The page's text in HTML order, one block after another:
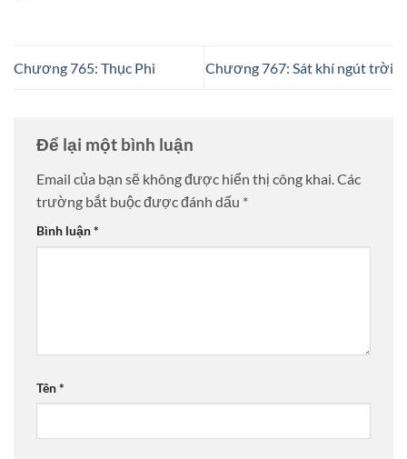
Chương 765: Thục Phi Chương 767: Sát khí ngút trời
Để lại một bình luận
Email của bạn sẽ không được hiển thị công khai. Các
trường bắt buộc được đánh dấu *
Bình luận*
Tên*